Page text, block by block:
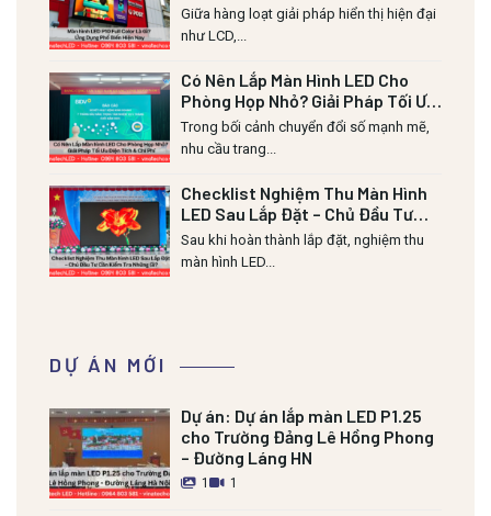
Giữa hàng loạt giải pháp hiển thị hiện đại
như LCD,...
Có Nên Lắp Màn Hình LED Cho
Phòng Họp Nhỏ? Giải Pháp Tối Ưu
Diện Tích & Chi Phí
Trong bối cảnh chuyển đổi số mạnh mẽ,
nhu cầu trang...
Checklist Nghiệm Thu Màn Hình
LED Sau Lắp Đặt – Chủ Đầu Tư
Cần Kiểm Tra Những Gì?
Sau khi hoàn thành lắp đặt, nghiệm thu
màn hình LED...
DỰ ÁN MỚI
Dự án: Dự án lắp màn LED P1.25
cho Trường Đảng Lê Hồng Phong
– Đường Láng HN
1 1